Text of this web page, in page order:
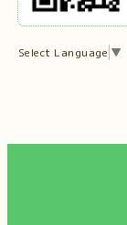
Select Language ▼